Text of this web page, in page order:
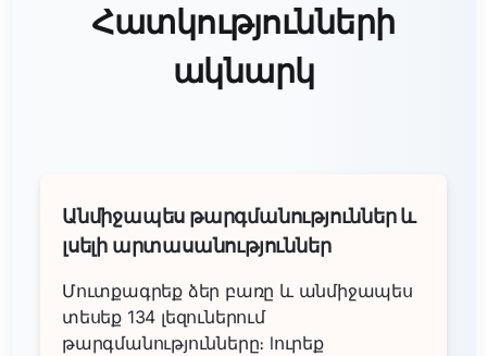
Հատկությունների
ակնարկ
Անմիջապես թարգմանություններ և
լսելի արտասանություններ
Մուտքագրեք ձեր բառը և անմիջապես
տեսեք 134 լեզուներում
թարգմանությունները։ lուրեք